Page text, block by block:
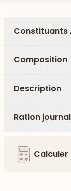
Constituants
Composition
Description
Ration